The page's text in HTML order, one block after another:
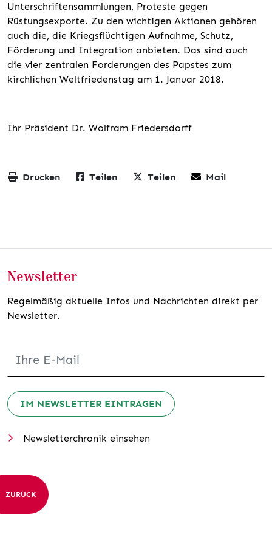
Unterschriftensammlungen, Proteste gegen
Rüstungsexporte. Zu den wichtigen Aktionen gehören
auch die, die Kriegsflüchtigen Aufnahme, Schutz,
Förderung und Integration anbieten. Das sind auch
die vier zentralen Forderungen des Papstes zum
kirchlichen Weltfriedenstag am 1. Januar 2018.
Ihr Präsident Dr. Wolfram Friedersdorff
Drucken Teilen Teilen Mail
Newsletter
Regelmäßig aktuelle Infos und Nachrichten direkt per
Newsletter.
IM NEWSLETTER EINTRAGEN
Newsletterchronik einsehen
ZURÜCK